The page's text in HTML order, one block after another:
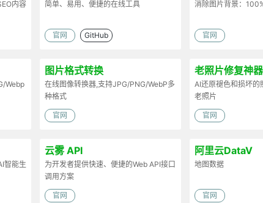
内容
简单、易用、便捷的在线工具
官网 GitHub
消除图片背景：
官网
Webp
图片格式转换
在线图像转换器,支持JPG/PNG/WebP多
种格式
官网
老照片修复神器
AI还原褪色和损坏的
老照片
官网
智能生
云雾 API
为开发者提供快速、便捷的Web API接口
调用方案
官网
阿里云DataV
地图数据
官网